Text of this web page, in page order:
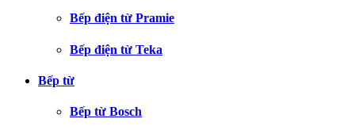
Bếp điện từ Pramie
Bếp điện từ Teka
Bếp từ
Bếp từ Bosch